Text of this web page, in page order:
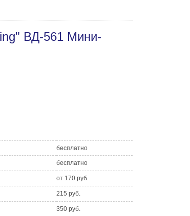
ВД-561 Мини-
бесплатно
бесплатно
от 170 руб.
215 руб.
350 руб.